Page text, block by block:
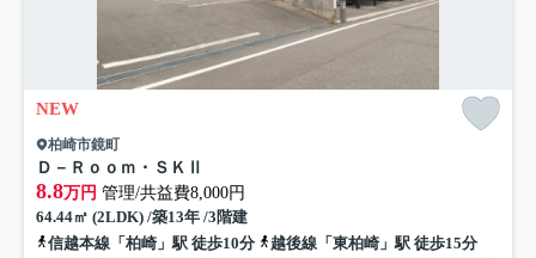
NEW
柏崎市鏡町
Ｄ－Ｒｏｏｍ・ＳＫⅡ
8.8万円 管理/共益費8,000円
64.44㎡ (2LDK) /築13年 /3階建
信越本線「柏崎」駅 徒歩10分
越後線「東柏崎」駅 徒歩15分